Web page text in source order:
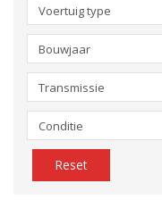
Voertuig type
Bouwjaar
Transmissie
Conditie
Reset